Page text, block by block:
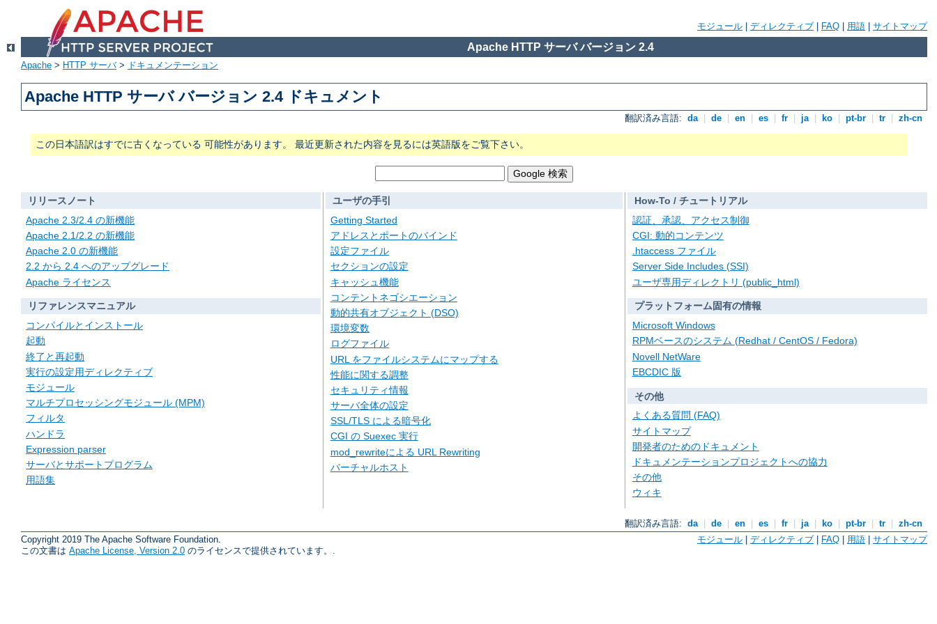
モジュール ディレクティブ FAQ 用語 サイトマップ
Apache HTTP サーバ バージョン 2.4
Apache > HTTP サーバ> ドキュメンテーション
Apache HTTP サーバ バージョン 2.4 ドキュメント
翻訳済み言語: da de en es fr ja ko pt-br tr zh-cn
この日本語訳はすでに古くなっている 可能性があります。 最近更新された内容を見るには英語版をご覧下さい。
リリースノート
Apache 2.3/2.4 の新機能
Apache 2.1/2.2 の新機能
Apache 2.0 の新機能
2.2 から 2.4 へのアップグレード
Apache ライセンス
リファレンスマニュアル
コンパイルとインストール
起動
終了と再起動
実行の設定用ディレクティブ
モジュール
マルチプロセッシングモジュール (MPM)
フィルタ
ハンドラ
Expression parser
サーバとサポートプログラム
用語集
ユーザの手引
Getting Started
アドレスとポートのバインド
設定ファイル
セクションの設定
キャッシュ機能
コンテントネゴシエーション
動的共有オブジェクト (DSO)
環境変数
ログファイル
URL をファイルシステムにマップする
性能に関する調整
セキュリティ情報
サーバ全体の設定
SSL/TLS による暗号化
CGI の Suexec 実行
mod_rewriteによる URL Rewriting
バーチャルホスト
How-To / チュートリアル
認証、承認、アクセス制御
CGI: 動的コンテンツ
.htaccess ファイル
Server Side Includes (SSI)
ユーザ専用ディレクトリ (public_html)
プラットフォーム固有の情報
Microsoft Windows
RPMベースのシステム (Redhat / CentOS / Fedora)
Novell NetWare
EBCDIC 版
その他
よくある質問 (FAQ)
サイトマップ
開発者のためのドキュメント
ドキュメンテーションプロジェクトへの協力
その他
ウィキ
翻訳済み言語: da de en es fr ja ko pt-br tr
zh-cn
Copyright 2019 The Apache Software Foundation.
この文書は Apache License, Version 2.0 のライセンスで提供されています。.
モジュール | ディレクティブ | FAQ | 用語 | サイトマップ